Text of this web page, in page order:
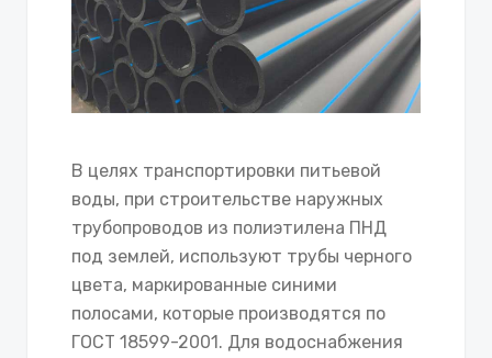
В целях транспортировки питьевой
воды, при строительстве наружных
трубопроводов из полиэтилена ПНД
под землей, используют трубы черного
цвета, маркированные синими
полосами, которые производятся по
ГОСТ 18599-2001. Для водоснабжения